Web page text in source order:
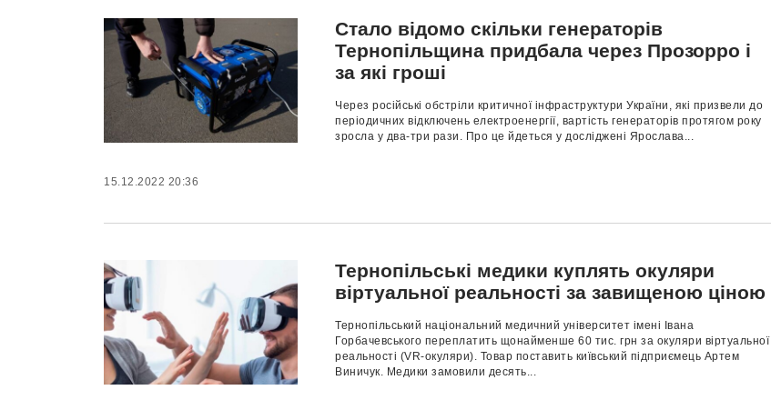
Стало відомо скільки генераторів
Тернопільщина придбала через Прозорро і
за які гроші
Через російські обстріли критичної інфраструктури України, які призвели до
періодичних відключень електроенергії, вартість генераторів протягом року
зросла у два-три рази. Про це йдеться у досліджені Ярослава...
15.12.2022 20:36
Тернопільські медики куплять окуляри
віртуальної реальності за завищеною ціною
Тернопільський національний медичний університет імені Івана
Горбачевського переплатить щонайменше 60 тис. грн за окуляри віртуальної
реальності (VR-окуляри). Товар поставить київський підприємець Артем
Виничук. Медики замовили десять...